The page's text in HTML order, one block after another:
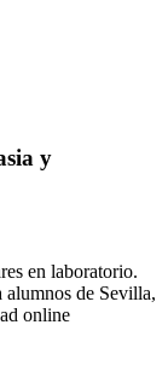
y
en laboratorio.
alumnos de Sevilla,
online